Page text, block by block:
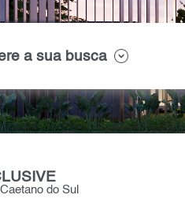
a sua busca
do Sul